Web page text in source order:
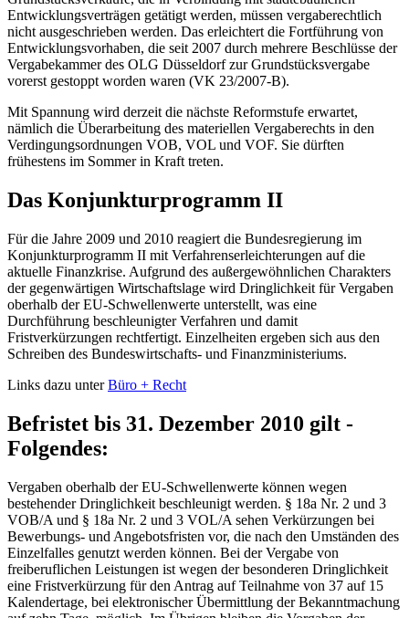
Entwicklungsverträgen getätigt werden, müssen vergaberechtlich
nicht ausgeschrieben werden. Das erleichtert die Fortführung von
Entwicklungsvorhaben, die seit 2007 durch mehrere Beschlüsse der
Vergabekammer des OLG Düsseldorf zur Grundstücksvergabe
vorerst gestoppt worden waren (VK 23/2007-B).
Mit Spannung wird derzeit die nächste Reformstufe erwartet,
nämlich die Überarbeitung des materiellen Vergaberechts in den
Verdingungsordnungen VOB, VOL und VOF. Sie dürften
frühestens im Sommer in Kraft treten.
Das Konjunkturprogramm II
Für die Jahre 2009 und 2010 reagiert die Bundesregierung im
Konjunkturprogramm II mit Verfahrenserleichterungen auf die
aktuelle Finanzkrise. Aufgrund des außergewöhnlichen Charakters
der gegenwärtigen Wirtschaftslage wird Dringlichkeit für Vergaben
oberhalb der EU-Schwellenwerte unterstellt, was eine
Durchführung beschleunigter Verfahren und damit
Fristverkürzungen rechtfertigt. Einzelheiten ergeben sich aus den
Schreiben des Bundeswirtschafts- und Finanzministeriums.
Links dazu unterBüro + Recht
Befristet bis 31. Dezember 2010 gilt ­
Folgendes:
Vergaben oberhalb der EU-Schwellenwerte können wegen
bestehender Dringlichkeit beschleunigt werden. § 18a Nr. 2 und 3
VOB/A und § 18a Nr. 2 und 3 VOL/A sehen Verkürzungen bei
Bewerbungs- und Angebotsfristen vor, die nach den Umständen des
Einzelfalles genutzt werden können. Bei der Vergabe von
freiberuflichen Leistungen ist wegen der besonderen Dringlichkeit
eine Fristverkürzung für den Antrag auf Teilnahme von 37 auf 15
Kalendertage, bei elektronischer Übermittlung der Bekanntmachung